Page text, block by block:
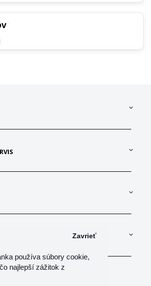
používa súbory cookie,
najlepší zážitok z
Zavrieť